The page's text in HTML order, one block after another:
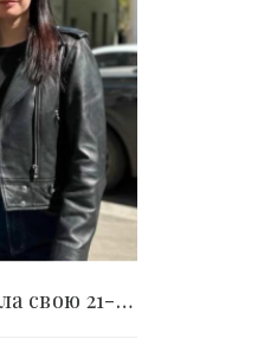
Юлия Волкова показала свою 21-летнюю дочь (3..